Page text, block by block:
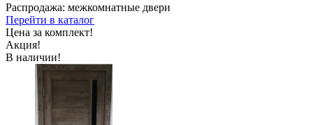
Распродажа: межкомнатные двери
Перейти в каталог
Цена за комплект!
Акция!
В наличии!